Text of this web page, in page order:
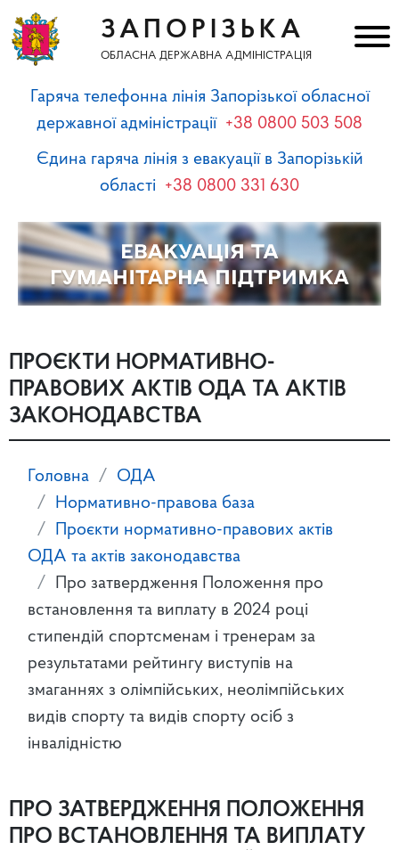
ЗАПОРІЗЬКА
ОБЛАСНА ДЕРЖАВНА АДМІНІСТРАЦІЯ
Гаряча телефонна лінія Запорізької обласної
державної адміністрації +38 0800 503 508
Єдина гаряча лінія з евакуації в Запорізькій
області +38 0800 331 630
ПРОЄКТИ НОРМАТИВНО-
ПРАВОВИХ АКТІВ ОДА ТА АКТІВ
ЗАКОНОДАВСТВА
Головна
ОДА
Нормативно-правова база
Проєкти нормативно-правових актів
ОДА та актів законодавства
Про затвердження Положення про
встановлення та виплату в 2024 році
стипендій спортсменам і тренерам за
результатами рейтингу виступів на
змаганнях з олімпійських, неолімпійських
видів спорту та видів спорту осіб з
інвалідністю
ПРО ЗАТВЕРДЖЕННЯ ПОЛОЖЕННЯ
ПРО ВСТАНОВЛЕННЯ ТА ВИПЛАТУ